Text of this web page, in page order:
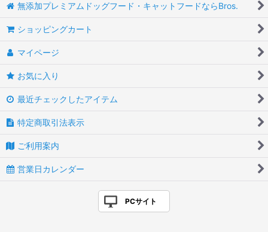
無添加プレミアムドッグフード・キャットフードならBros.
ショッピングカート
マイページ
お気に入り
最近チェックしたアイテム
特定商取引法表示
ご利用案内
営業日カレンダー
PCサイト